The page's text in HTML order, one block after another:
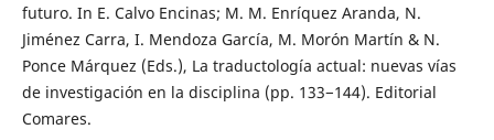
futuro. In E. Calvo Encinas; M. M. Enríquez Aranda, N.
Jiménez Carra, I. Mendoza García, M. Morón Martín & N.
Ponce Márquez (Eds.), La traductología actual: nuevas vías
de investigación en la disciplina (pp. 133−144). Editorial
Comares.